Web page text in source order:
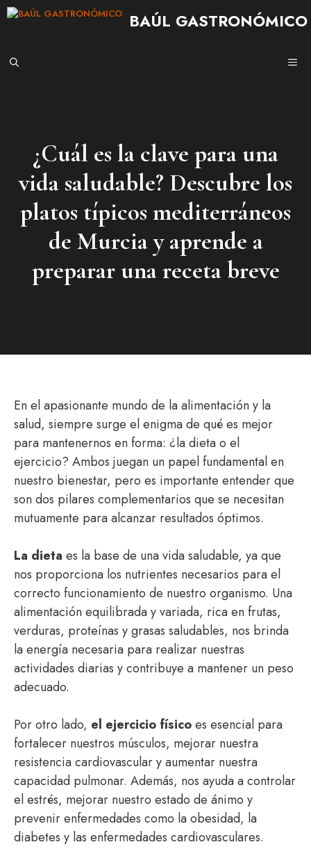
Saltar
BAÚL GASTRONÓMICO
¿Cuál es la clave para una
vida saludable? Descubre los
platos típicos mediterráneos
de Murcia y aprende a
preparar una receta breve
En el apasionante mundo de la alimentación y la
salud, siempre surge el enigma de qué es mejor
para mantenernos en forma: ¿la dieta o el
ejercicio? Ambos juegan un papel fundamental en
nuestro bienestar, pero es importante entender que
son dos pilares complementarios que se necesitan
mutuamente para alcanzar resultados óptimos.
La dieta es la base de una vida saludable, ya que
nos proporciona los nutrientes necesarios para el
correcto funcionamiento de nuestro organismo. Una
alimentación equilibrada y variada, rica en frutas,
verduras, proteínas y grasas saludables, nos brinda
la energía necesaria para realizar nuestras
actividades diarias y contribuye a mantener un peso
adecuado.
Por otro lado, el ejercicio físicoes esencial para
fortalecer nuestros músculos, mejorar nuestra
resistencia cardiovascular y aumentar nuestra
capacidad pulmonar. Además, nos ayuda a controlar
el estrés, mejorar nuestro estado de ánimo y
prevenir enfermedades como la obesidad, la
diabetes y las enfermedades cardiovasculares.